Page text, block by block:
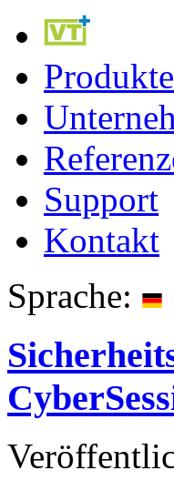
Support
Kontakt
Sprache: